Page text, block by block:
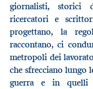
giornalisti, storici
ricercatori e
progettano, la
raccontano, ci
metropoli dei
che sfrecciano lungo
guerra e in quelli